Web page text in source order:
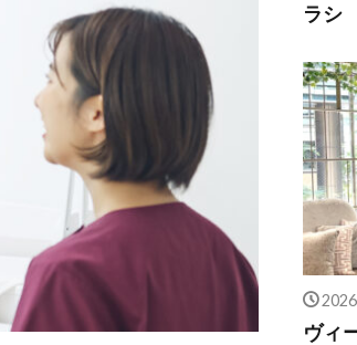
ラシ
ヴィ